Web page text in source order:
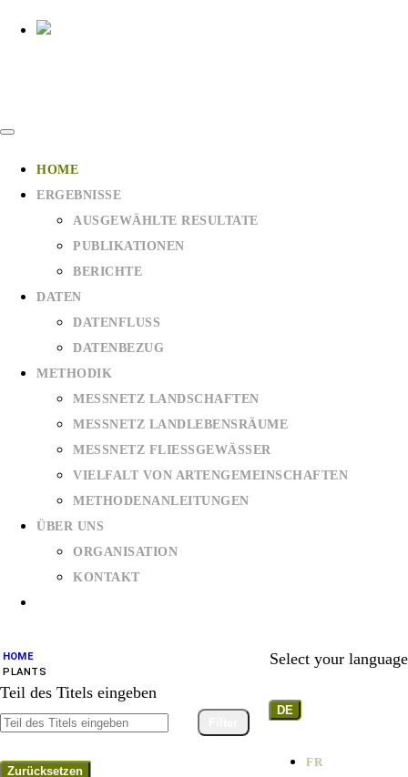
HOME
ERGEBNISSE
AUSGEWÄHLTE RESULTATE
PUBLIKATIONEN
BERICHTE
DATEN
DATENFLUSS
DATENBEZUG
METHODIK
MESSNETZ LANDSCHAFTEN
MESSNETZ LANDLEBENSRÄUME
MESSNETZ FLIESSGEWÄSSER
VIELFALT VON ARTENGEMEINSCHAFTEN
METHODENANLEITUNGEN
ÜBER UNS
ORGANISATION
KONTAKT
Select your language
DE
FR
HOME
PLANTS
Teil des Titels eingeben
Zurücksetzen